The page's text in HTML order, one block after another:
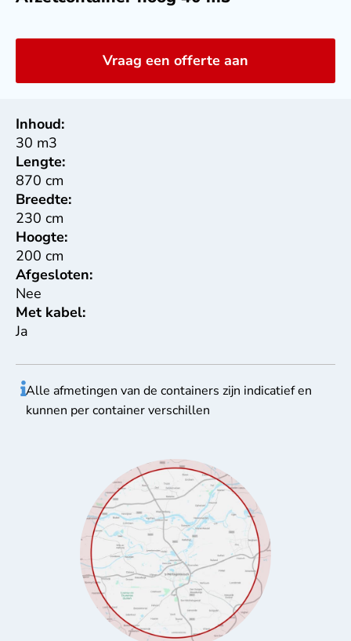
Vraag een offerte aan
Inhoud:
30 m3
Lengte:
870 cm
Breedte:
230 cm
Hoogte:
200 cm
Afgesloten:
Nee
Met kabel:
Ja
Alle afmetingen van de containers zijn indicatief en
kunnen per container verschillen